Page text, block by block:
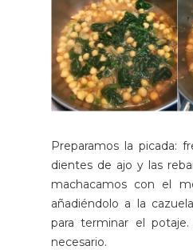
Preparamos la picada:
dientes de ajo y las
machacamos con el
añadiéndolo a la
para terminar el
necesario.